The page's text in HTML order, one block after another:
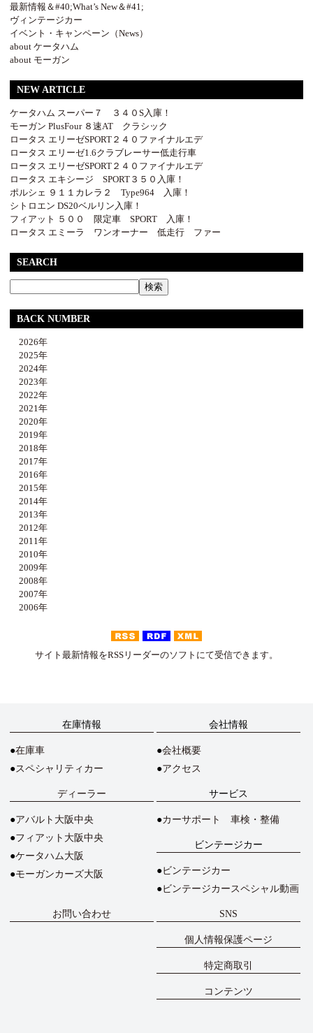
最新情報＆#40;What’s New＆#41;
ヴィンテージカー
イベント・キャンペーン（News）
about ケータハム
about モーガン
NEW ARTICLE
ケータハム スーパー７ ３４０S入庫！
モーガン PlusFour ８速AT クラシック
ロータス エリーゼSPORT２４０ファイナルエデ
ロータス エリーゼ1.6クラブレーサー低走行車
ロータス エリーゼSPORT２４０ファイナルエデ
ロータス エキシージ SPORT３５０入庫！
ポルシェ ９１１カレラ２ Type964 入庫！
シトロエン DS20ベルリン入庫！
フィアット ５００ 限定車 SPORT 入庫！
ロータス エミーラ ワンオーナー 低走行 ファー
SEARCH
BACK NUMBER
2026年
2025年
2024年
2023年
2022年
2021年
2020年
2019年
2018年
2017年
2016年
2015年
2014年
2013年
2012年
2011年
2010年
2009年
2008年
2007年
2006年
サイト最新情報をRSSリーダーのソフトにて受信できます。
在庫情報
在庫車
スペシャリティカー
会社情報
会社概要
アクセス
ディーラー
アバルト大阪中央
フィアット大阪中央
ケータハム大阪
モーガンカーズ大阪
サービス
カーサポート 車検・整備
ビンテージカー
ビンテージカー
ビンテージカースペシャル動画
お問い合わせ SNS
個人情報保護ページ
特定商取引
コンテンツ